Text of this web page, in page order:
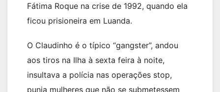
Fátima Roque na crise de 1992, quando ela
ficou prisioneira em Luanda.
O Claudinho é o típico “gangster”, andou
aos tiros na Ilha à sexta feira à noite,
insultava a polícia nas operações stop,
punia mulheres que não se submetessem